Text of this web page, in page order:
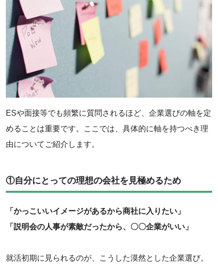
ESや面接等でも頻繁に質問されるほど、企業選びの軸を定
めることは重要です。ここでは、具体的に軸を持つべき理
由についてご紹介します。
‌‌①自分にとっての理想の会社を見極めるため
‌「かっこいいイメージがあるから商社に入りたい」
‌「説明会の人事が素敵だったから、〇〇企業がいい」
‌就活初期に見られるのが、こうした漠然とした企業選び。